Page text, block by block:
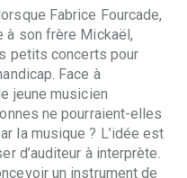
Fabrice Fourcade,
à son frère Mickaël,
petits concerts pour
Face à
jeune musicien
ne pourraient-elles
la musique ? L’idée est
d’auditeur à interprète.
un instrument de